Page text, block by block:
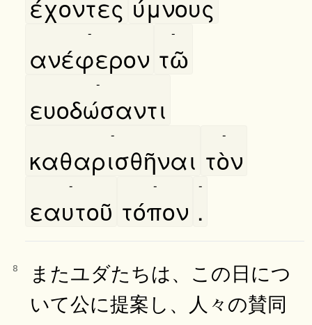
έχοντες ύμνους
ανέφερον
-
τῶ
-
ευοδώσαντι
-
καθαρισθῆναι
-
τὸν
-
εαυτοῦ
-
τόπον
-
.
-
8
またユダたちは、この日につ
いて公に提案し、人々の賛同